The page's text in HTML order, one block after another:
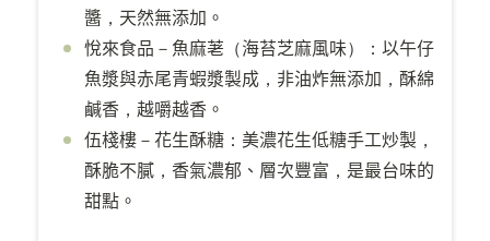
醬，天然無添加。
悅來食品－魚麻荖（海苔芝麻風味）：以午仔
魚漿與赤尾青蝦漿製成，非油炸無添加，酥綿
鹹香，越嚼越香。
伍棧樓－花生酥糖：美濃花生低糖手工炒製，
酥脆不膩，香氣濃郁、層次豐富，是最台味的
甜點。